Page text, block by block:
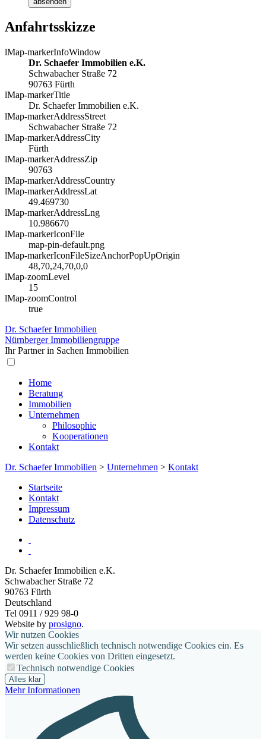
Anfahrtsskizze
lMap-markerInfoWindow
Dr. Schaefer Immobilien e.K.
Schwabacher Straße 72
90763 Fürth
lMap-markerTitle
Dr. Schaefer Immobilien e.K.
lMap-markerAddressStreet
Schwabacher Straße 72
lMap-markerAddressCity
Fürth
lMap-markerAddressZip
90763
lMap-markerAddressCountry
lMap-markerAddressLat
49.469730
lMap-markerAddressLng
10.986670
lMap-markerIconFile
map-pin-default.png
lMap-markerIconFileSizeAnchorPopUpOrigin
48,70,24,70,0,0
lMap-zoomLevel
15
lMap-zoomControl
true
Dr. Schaefer Immobilien
Nürnberger Immobiliengruppe
Ihr Partner in Sachen Immobilien
Home
Beratung
Immobilien
Unternehmen
Philosophie
Kooperationen
Kontakt
Dr. Schaefer Immobilien > Unternehmen > Kontakt
Startseite
Kontakt
Impressum
Datenschutz
Dr. Schaefer Immobilien e.K.
Schwabacher Straße 72
90763 Fürth
Deutschland
Tel 0911 / 929 98-0
Website by prosigno.
Wir nutzen Cookies
Wir setzen ausschließlich technisch notwendige Cookies ein. Es
werden keine Cookies von Dritten eingesetzt.
Technisch notwendige Cookies
Alles klar
Mehr Informationen